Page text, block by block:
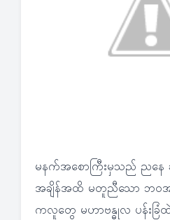
မနက်အစောကြီးမှသည် ညနေ
အချိန်အထိ မတူညီသော ဘဝအခ
ကလူတွေ မဟာဗန္ဓုလ ပန်းခြံ